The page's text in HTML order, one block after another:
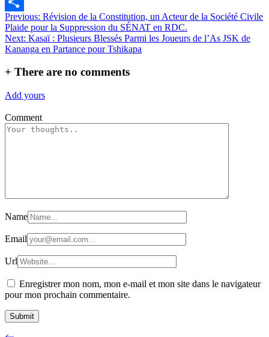
Partager
Navigation
de
l’article
Previous: Révision de la Constitution, un Acteur de la Société Civile
Plaide pour la Suppression du SÉNAT en RDC.
Next: Kasaï : Plusieurs Blessés Parmi les Joueurs de l’As JSK de
Kananga en Partance pour Tshikapa
+ There are no comments
Add yours
Comment
Name
Email
Url
Enregistrer mon nom, mon e-mail et mon site dans le navigateur
pour mon prochain commentaire.